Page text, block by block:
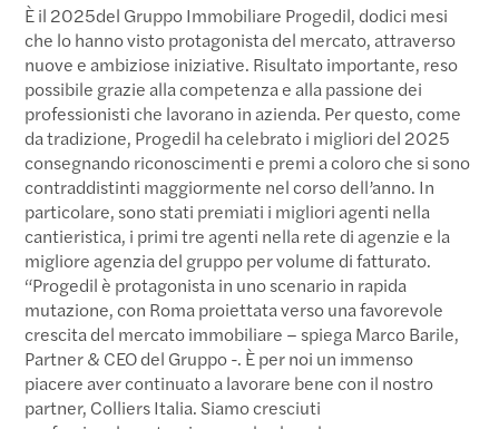
È il 2025del Gruppo Immobiliare Progedil, dodici mesi
che lo hanno visto protagonista del mercato, attraverso
nuove e ambiziose iniziative. Risultato importante, reso
possibile grazie alla competenza e alla passione dei
professionisti che lavorano in azienda. Per questo, come
da tradizione, Progedil ha celebrato i migliori del 2025
consegnando riconoscimenti e premi a coloro che si sono
contraddistinti maggiormente nel corso dell’anno. In
particolare, sono stati premiati i migliori agenti nella
cantieristica, i primi tre agenti nella rete di agenzie e la
migliore agenzia del gruppo per volume di fatturato.
“Progedil è protagonista in uno scenario in rapida
mutazione, con Roma proiettata verso una favorevole
crescita del mercato immobiliare – spiega Marco Barile,
Partner & CEO del Gruppo -. È per noi un immenso
piacere aver continuato a lavorare bene con il nostro
partner, Colliers Italia. Siamo cresciuti